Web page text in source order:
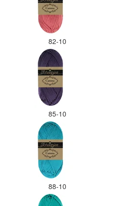
82-10
85-10
88-10